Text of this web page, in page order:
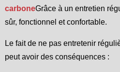
carboneGrâce à un entretien
sûr, fonctionnel et confortable.
Le fait de ne pas entretenir
peut avoir des conséquences :